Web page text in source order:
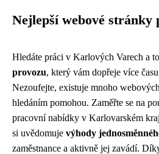
Nejlepší webové stránky
Hledáte práci v Karlových Varech a
provozu, který vám dopřeje více
Nezoufejte, existuje mnoho
hledáním pomohou. Zaměřte se na
pracovní nabídky v Karlovarském
si uvědomuje výhody
zaměstnance a aktivně jej zavádí.